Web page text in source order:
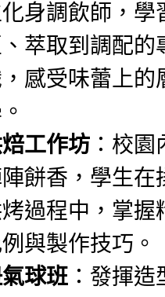
身調飲師，學
、萃取到調配的
感受味蕾上的
工作坊 ：校
陣餅香，學生在
過程中，掌握
與製作技巧。
球班 ：發揮造